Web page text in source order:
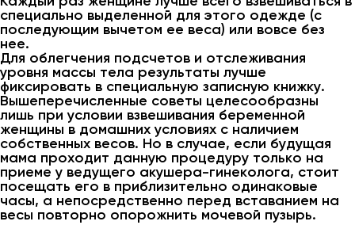
специально выделенной для этого одежде (с
последующим вычетом ее веса) или вовсе без
нее.
Для облегчения подсчетов и отслеживания
уровня массы тела результаты лучше
фиксировать в специальную записную книжку.
Вышеперечисленные советы целесообразны
лишь при условии взвешивания беременной
женщины в домашних условиях с наличием
собственных весов. Но в случае, если будущая
мама проходит данную процедуру только на
приеме у ведущего акушера-гинеколога, стоит
посещать его в приблизительно одинаковые
часы, а непосредственно перед вставанием на
весы повторно опорожнить мочевой пузырь.